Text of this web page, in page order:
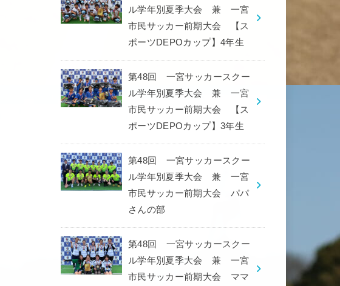
ル学年別夏季大会 兼 一宮
市民サッカー前期大会 【ス
ポーツDEPOカップ】4年生
第48回 一宮サッカースクー
ル学年別夏季大会 兼 一宮
市民サッカー前期大会 【ス
ポーツDEPOカップ】3年生
第48回 一宮サッカースクー
ル学年別夏季大会 兼 一宮
市民サッカー前期大会 パパ
さんの部
第48回 一宮サッカースクー
ル学年別夏季大会 兼 一宮
市民サッカー前期大会 ママ